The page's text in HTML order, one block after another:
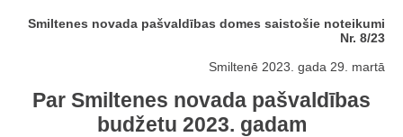
Smiltenes novada pašvaldības domes saistošie noteikumi
Nr. 8/23
Smiltenē 2023. gada 29. martā
Par Smiltenes novada pašvaldības
budžetu 2023. gadam